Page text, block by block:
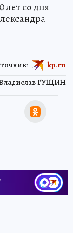
лет со дня
ГУЩИН
kp.ru